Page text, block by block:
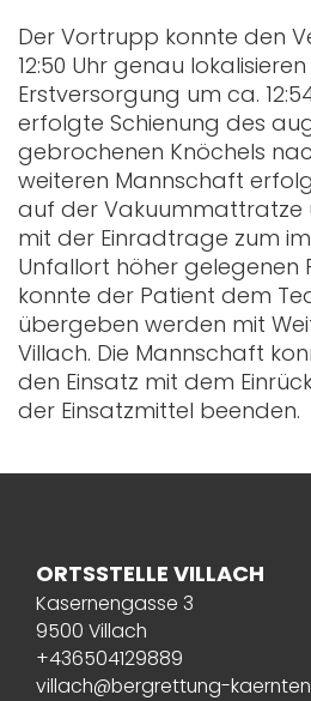
Der Vortrupp konnte den
12:50 Uhr genau
Erstversorgung um ca.
erfolgte Schienung des
gebrochenen Knöchels
weiteren Mannschaft
auf der Vakuummattratze
mit der Einradtrage zum
Unfallort höher gelegenen
konnte der Patient dem
übergeben werden mit
Villach. Die Mannschaft
den Einsatz mit dem
der Einsatzmittel beenden.
ORTSSTELLE VILLACH
Kasernengasse 3
9500 Villach
+436504129889
villach@bergrettung-